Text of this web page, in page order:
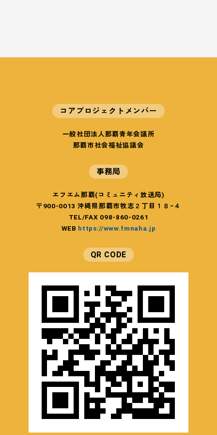
コアプロジェクトメンバー
一般社団法人那覇青年会議所
那覇市社会福祉協議会
事務局
エフエム那覇(コミュニティ放送局)
〒900-0013 沖縄県那覇市牧志２丁目１８−４
TEL/FAX 098-860-0261
WEB https://www.fmnaha.jp
QR CODE